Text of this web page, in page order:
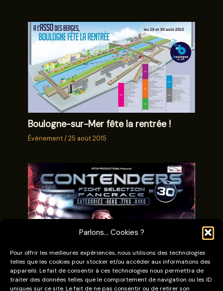
Parlons... Cookies ?
Pour offrir les meilleures expériences, nous utilisons des technologies
telles que les cookies pour stocker et/ou accéder aux informations des
appareils. Le fait de consentir à ces technologies nous permettra de
traiter des données telles que le comportement de navigation ou les ID
uniques sur ce site. Le fait de ne pas consentir ou de retirer son
Boulogne-sur-Mer fête la rentrée !
Événement/25 août 2015
Contenders 30: Dutriaux Jean en finale
Événement/7 septembre 2015